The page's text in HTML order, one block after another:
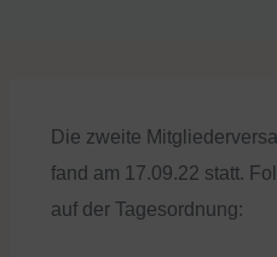
Die zweite
fand am 17.09.22 statt.
auf der Tagesordnung: